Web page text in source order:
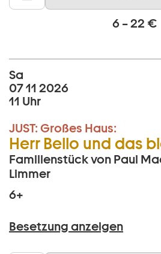
6 – 22 €
Sa
07 11 2026
11 Uhr
JUST: Großes Haus:
Herr Bello und das
Familienstück von Paul
Limmer
6+
Besetzung anzeigen